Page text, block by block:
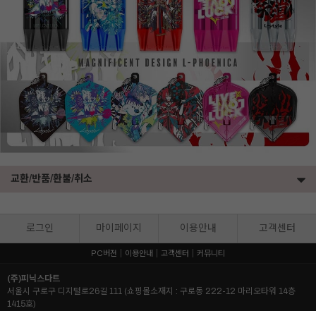
교환/반품/환불/취소
로그인 마이페이지 이용안내 고객센터
PC버전 이용안내 고객센터 커뮤니티
(주)피닉스다트
서울시 구로구 디지털로26길 111 (쇼핑몰소재지 : 구로동 222-12 마리오타워 14층
1415호)